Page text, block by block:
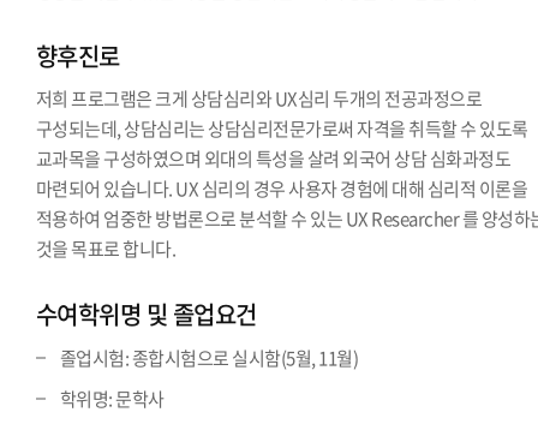
향후진로
저희 프로그램은 크게 상담심리와 UX심리 두개의 전공과정으로
구성되는데, 상담심리는 상담심리전문가로써 자격을 취득할 수 있도록
교과목을 구성하였으며 외대의 특성을 살려 외국어 상담 심화과정도
마련되어 있습니다. UX 심리의 경우 사용자 경험에 대해 심리적 이론을
적용하여 엄중한 방법론으로 분석할 수 있는 UX Researcher 를 양성하
것을 목표로 합니다.
수여학위명 및 졸업요건
졸업시험: 종합시험으로 실시함(5월, 11월)
학위명: 문학사